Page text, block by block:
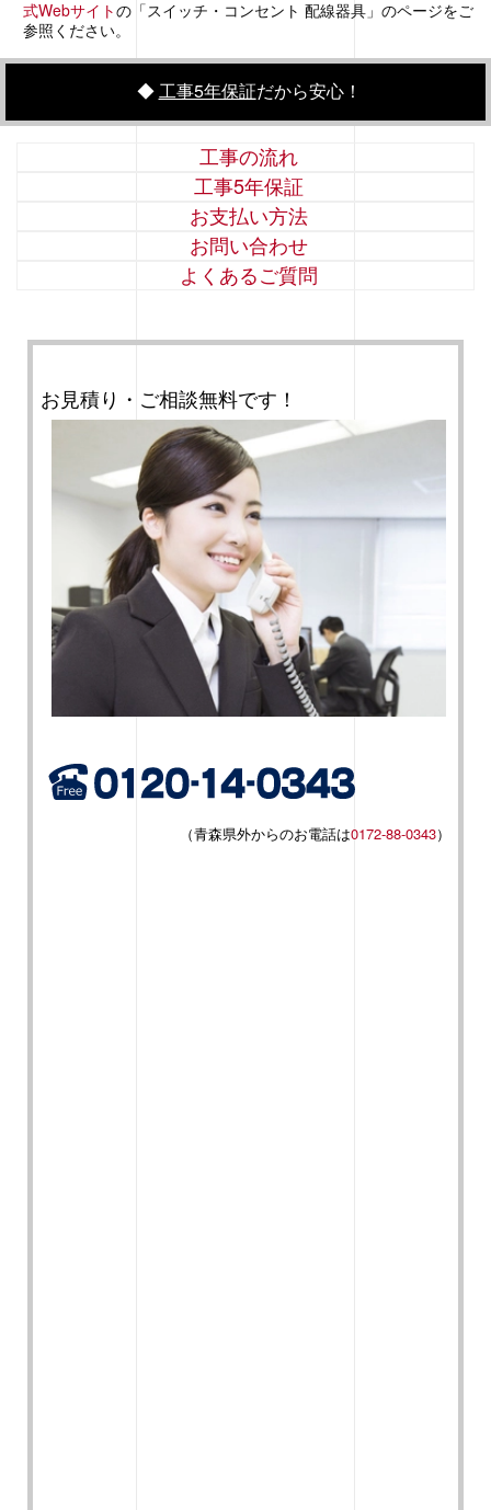
式Webサイトの「スイッチ・コンセント 配線器具」のページをご
参照ください。
◆工事5年保証だから安心！
工事の流れ
工事5年保証
お支払い方法
お問い合わせ
よくあるご質問
お見積り・ご相談無料です！
（青森県外からのお電話は0172-88-0343）